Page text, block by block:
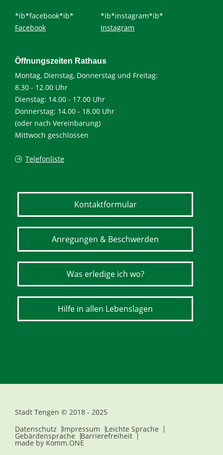
*ib*facebook*ib*
Facebook
*ib*instagram*ib*
Instagram
Öffnungszeiten Rathaus
Montag, Dienstag, Donnerstag und Freitag:
8.30 - 12.00 Uhr
Dienstag: 14.00 - 17.00 Uhr
Donnerstag: 14.00 - 18.00 Uhr
(oder nach Vereinbarung)
Mittwoch geschlossen
Telefonliste
Kontaktformular
Anregungen & Beschwerden
Was erledige ich wo?
Hilfe in allen Lebenslagen
Stadt Tengen © 2018 - 2025
Datenschutz
Impressum Leichte Sprache
Gebärdensprache Barrierefreiheit
made by Komm.ONE